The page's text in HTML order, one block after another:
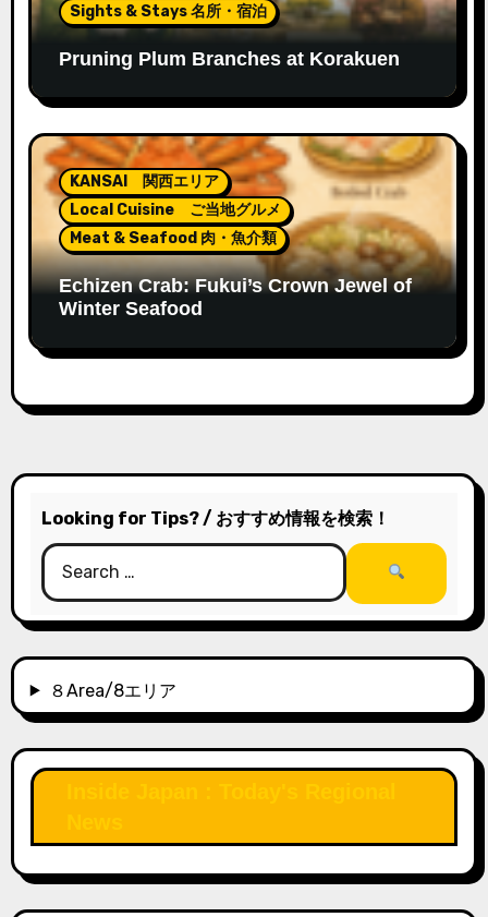
Sights & Stays 名所・宿泊
Pruning Plum Branches at Korakuen
KANSAI 関西エリア
Local Cuisine ご当地グルメ
Meat & Seafood 肉・魚介類
Echizen Crab: Fukui’s Crown Jewel of
Winter Seafood
Looking for Tips? / おすすめ情報を検索！
８Area/8エリア